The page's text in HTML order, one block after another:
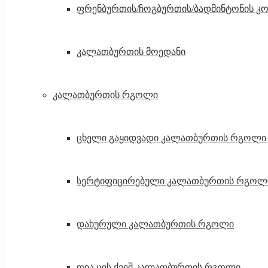
ფრენბურთის/ჩოგბურთის/ბადმინტონის
კალათბურთის მოედანი
კალათბურთის რგოლი
ცხელი გაყიდვადი კალათბურთის რგოლი
სერტიფიცირებული კალათბურთის
დახურული კალათბურთის რგოლი